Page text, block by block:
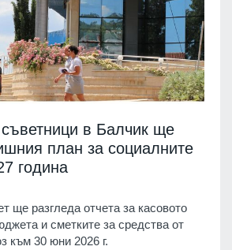
в Балчик ще
план за социалните
година
ще разгледа отчета за касовото
и сметките за средства от
към 30 юни 2026 г.